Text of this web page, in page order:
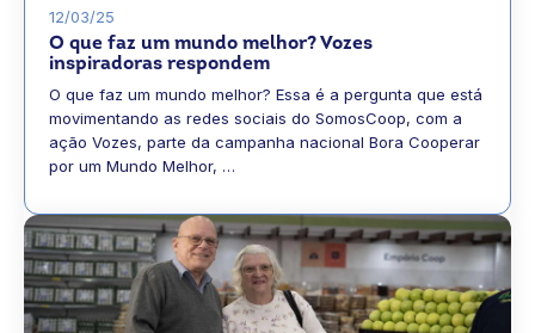
12/03/25
O que faz um mundo melhor? Vozes
inspiradoras respondem
O que faz um mundo melhor? Essa é a pergunta que está
movimentando as redes sociais do SomosCoop, com a
ação Vozes, parte da campanha nacional Bora Cooperar
por um Mundo Melhor, …